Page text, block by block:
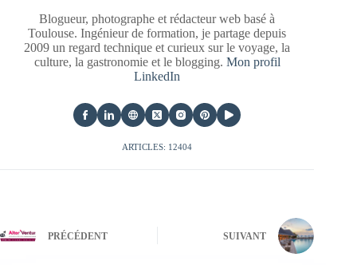
Blogueur, photographe et rédacteur web basé à
Toulouse. Ingénieur de formation, je partage depuis
2009 un regard technique et curieux sur le voyage, la
culture, la gastronomie et le blogging. Mon profil
LinkedIn
ARTICLES: 12404
PRÉCÉDENT SUIVANT